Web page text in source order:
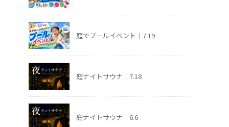
庭でプールイベント｜7.19
庭ナイトサウナ｜7.18
庭ナイトサウナ｜6.6